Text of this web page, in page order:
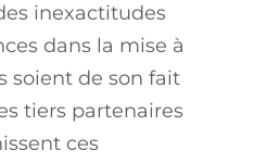
inexactitudes
dans la mise à
soient de son fait
tiers partenaires
ces